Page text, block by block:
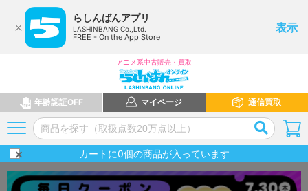
らしんばんアプリ
LASHINBANG Co.,Ltd.
FREE - On the App Store
表示
アニメ系中古販売・買取
年齢認証OFF マイページ 通信買取
カートに0個の商品が入っています